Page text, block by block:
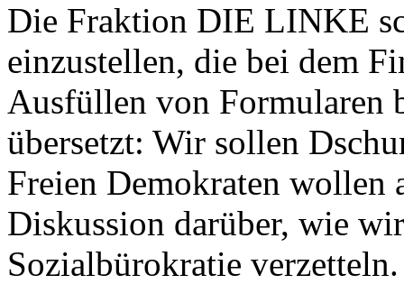
Die Fraktion DIE LINKE
einzustellen, die bei dem
Ausfüllen von Formularen
übersetzt: Wir sollen
Freien Demokraten wollen
Diskussion darüber, wie
Sozialbürokratie